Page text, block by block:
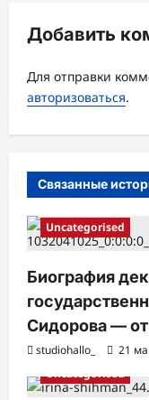
я
з
а
и
Добавить
Для отправки
авторизоваться.
Связанные
Uncategorised
Биография
Сидорова — от
studiohallo_ 21
Uncategorised